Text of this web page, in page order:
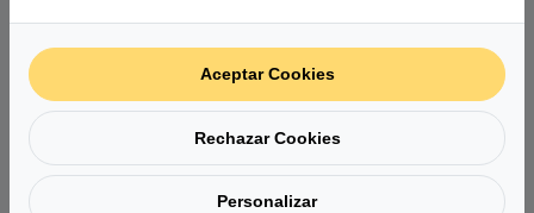
1x Conector TBT
para panel frontal
2x Conectores del
panel frontal
1x Jumper Clear
CMOS
Aceptar Cookies
Rechazar Cookies
Personalizar